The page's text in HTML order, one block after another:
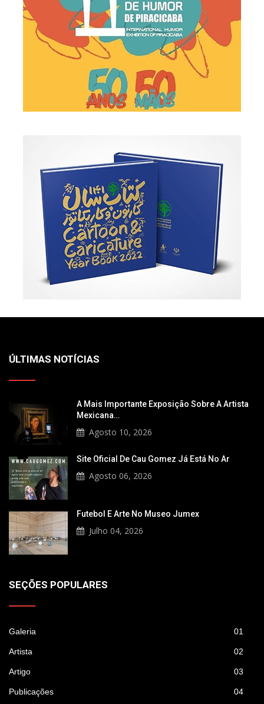
ÚLTIMAS NOTÍCIAS
A Mais Importante Exposição Sobre A Artista
Mexicana…
Agosto 10, 2026
Site Oficial De Cau Gomez Já Está No Ar
Agosto 06, 2026
Futebol E Arte No Museo Jumex
Julho 04, 2026
SEÇÕES POPULARES
Galeria 01
Artista 02
Artigo 03
Publicações 04